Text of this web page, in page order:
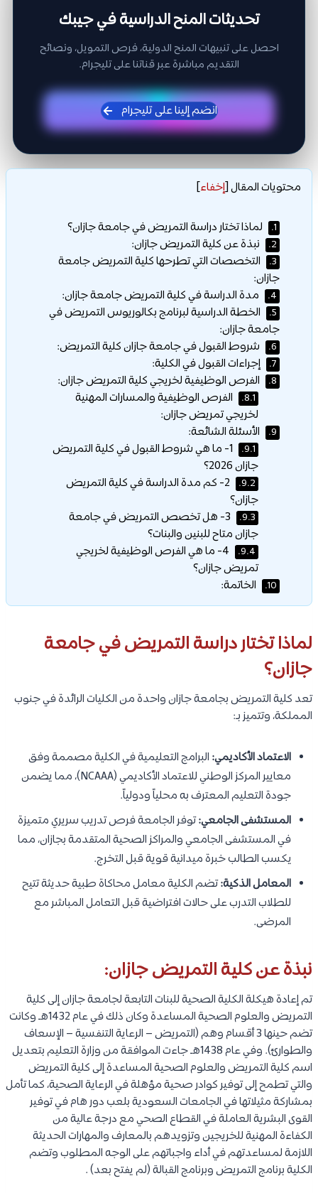
تحديثات المنح الدراسية في جيبك
احصل على تنبيهات المنح الدولية، فرص التمويل، ونصائح
التقديم مباشرة عبر قناتنا على تليجرام.
انضم إلينا على تليجرام
محتويات المقال[إخفاء]
1. لماذا تختار دراسة التمريض في جامعة جازان؟
2. نبذة عن كلية التمريض جازان:
3.
التخصصات التي تطرحها كلية التمريض جامعة
جازان:
4. مدة الدراسة في كلية التمريض جامعة جازان:
5.
الخطة الدراسية لبرنامج بكالوريوس التمريض في
جامعة جازان:
6. شروط القبول في جامعة جازان كلية التمريض:
7. إجراءات القبول في الكلية:
8. الفرص الوظيفية لخريجي كلية التمريض جازان:
8.1.
الفرص الوظيفية والمسارات المهنية
لخريجي تمريض جازان:
9. الأسئلة الشائعة:
9.1.
1- ما هي شروط القبول في كلية التمريض
جازان 2026؟
9.2.
2- كم مدة الدراسة في كلية التمريض
جازان؟
9.3.
3- هل تخصص التمريض في جامعة
جازان متاح للبنين والبنات؟
9.4.
4- ما هي الفرص الوظيفية لخريجي
تمريض جازان؟
10. الخاتمة:
لماذا تختار دراسة التمريض في جامعة
جازان؟
تعد كلية التمريض بجامعة جازان واحدة من الكليات الرائدة في جنوب
المملكة، وتتميز بـ:
الاعتماد الأكاديمي: البرامج التعليمية في الكلية مصممة وفق
معايير المركز الوطني للاعتماد الأكاديمي (NCAAA)، مما يضمن
جودة التعليم المعترف به محلياً ودولياً.
المستشفى الجامعي:توفر الجامعة فرص تدريب سريري متميزة
في المستشفى الجامعي والمراكز الصحية المتقدمة بجازان، مما
يكسب الطالب خبرة ميدانية قوية قبل التخرج.
المعامل الذكية:تضم الكلية معامل محاكاة طبية حديثة تتيح
للطلاب التدرب على حالات افتراضية قبل التعامل المباشر مع
المرضى.
نبذة عن كلية التمريض جازان:
تم إعادة هيكلة الكلية الصحية للبنات التابعة لجامعة جازان إلى كلية
التمريض والعلوم الصحية المساعدة وكان ذلك في عام 1432هـ وكانت
تضم حينها 3 أقسام وهم (التمريض – الرعاية التنفسية – الإسعاف
والطوارئ). وفي عام 1438هـ جاءت الموافقة من وزارة التعليم بتعديل
اسم كلية التمريض والعلوم الصحية المساعدة إلى كلية التمريض
والتي تطمح إلى توفير كوادر صحية مؤهلة في الرعاية الصحية، كما تأمل
بمشاركة مثيلاتها في الجامعات السعودية بلعب دور هام في توفير
القوى البشرية العاملة في القطاع الصحي مع درجة عالية من
الكفاءة المهنية للخريجين وتزويدهم بالمعارف والمهارات الحديثة
اللازمة لمساعدتهم في أداء واجباتهم على الوجه المطلوب وتضم
الكلية برنامج التمريض وبرنامج القبالة (لم يفتح بعد) .